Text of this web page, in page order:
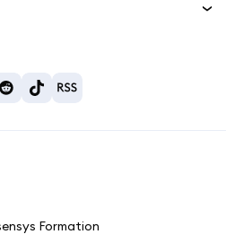
Formation